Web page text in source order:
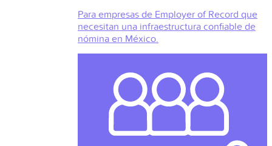
Para empresas de Employer of Record que
necesitan una infraestructura confiable de
nómina en México.